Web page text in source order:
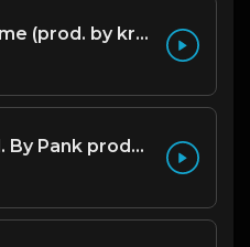
think about me (prod. by krvssfvded) 123bpm
Zumbi (Prod. By Pank prodution).mp3